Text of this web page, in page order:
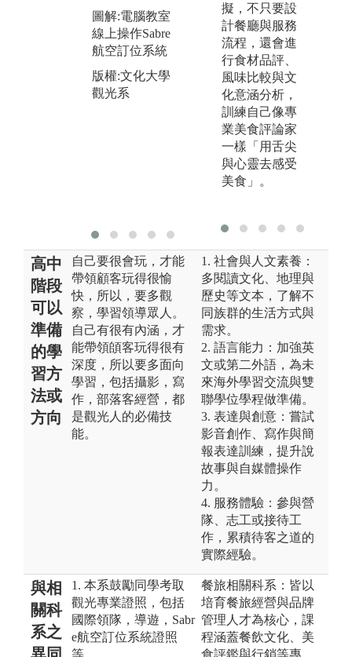
圖解:電腦教室
線上操作Sabre
航空訂位系統
版權:文化大學
觀光系
中學」的能力
與習慣
圖解:透過龍鬚
糖教學體驗傳
統技藝，提供
不同體驗
版權:文化大學
觀光系
擬，不只要設
計餐廳與服務
流程，還會進
行食材品評、
風味比較與文
化意涵分析，
訓練自己像專
業美食評論家
一樣「用舌尖
與心靈去感受
美食」。
高中
階段
可以
準備
的學
習方
法或
方向
自己要很會玩，才能
帶領顧客玩得很愉
快，所以，要多觀
察，學習領導眾人。
自己有很有內涵，才
能帶領頧客玩得很有
深度，所以要多面向
學習，包括攝影，寫
作，部落客經營，都
是觀光人的必備技
能。
1. 社會與人文素養：
多閱讀文化、地理與
歷史等文本，了解不
同族群的生活方式與
需求。
2. 語言能力：加強英
文或第二外語，為未
來海外學習交流與雙
聯學位學程做準備。
3. 表達與創意：嘗試
影音創作、寫作與簡
報表達訓練，提升說
故事與自媒體操作
力。
4. 服務體驗：參與營
隊、志工或接待工
作，累積待客之道的
實際經驗。
與相
關科
系之
1. 本系鼓勵同學考取
觀光專業證照，包括
國際領隊，導遊，Sabr
e航空訂位系統證照
等。
餐旅相關科系：皆以
培育餐旅經營與品牌
管理人才為核心，課
程涵蓋餐飲文化、美
食評鑑與行銷等專